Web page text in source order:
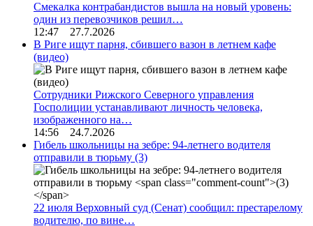
Смекалка контрабандистов вышла на новый уровень:
один из перевозчиков решил…
12:47 27.7.2026
В Риге ищут парня, сбившего вазон в летнем кафе
(видео)
Сотрудники Рижского Северного управления
Госполиции устанавливают личность человека,
изображенного на…
14:56 24.7.2026
Гибель школьницы на зебре: 94-летнего водителя
отправили в тюрьму (3)
22 июля Верховный суд (Сенат) сообщил: престарелому
водителю, по вине…